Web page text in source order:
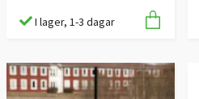
I lager, 1-3 dagar